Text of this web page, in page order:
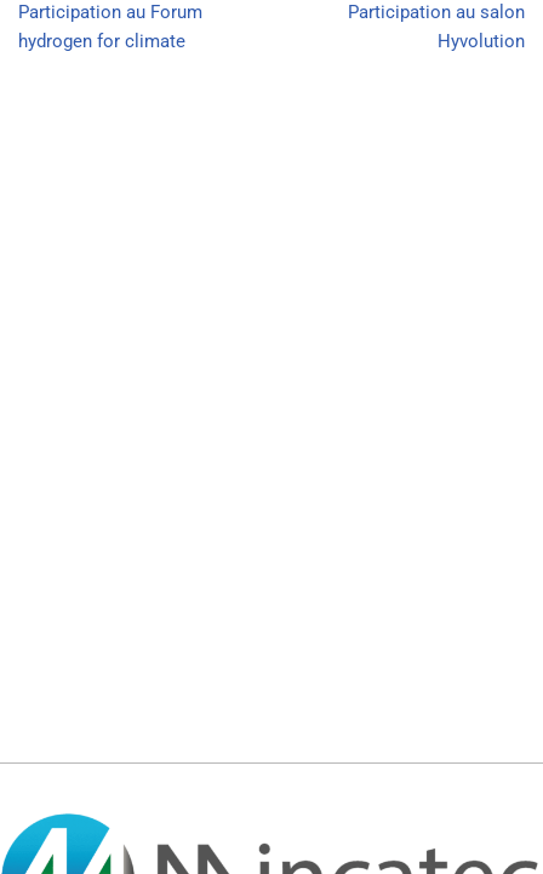
Participation au Forum
hydrogen for climate
Participation au salon
Hyvolution